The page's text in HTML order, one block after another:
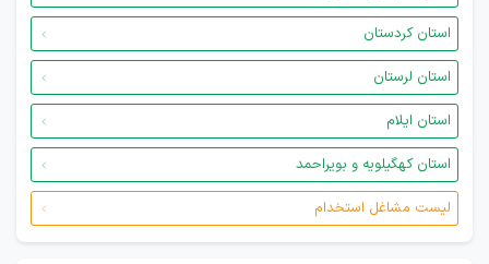
استان کردستان
استان لرستان
استان ایلام
استان کهگیلویه و بویراحمد
لیست مشاغل استخدام